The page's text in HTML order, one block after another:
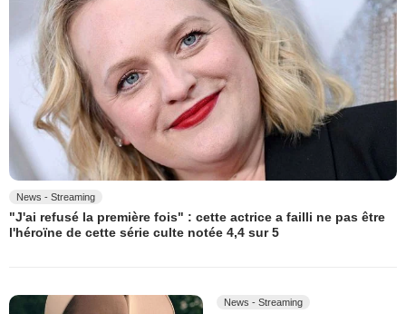
News - Streaming
"J'ai refusé la première fois" : cette actrice a failli ne pas être
l'héroïne de cette série culte notée 4,4 sur 5
News - Streaming